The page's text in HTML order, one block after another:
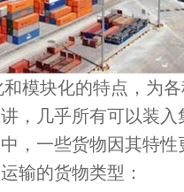
模块化的特点，为
，几乎所有可以装
，一些货物因其特
输的货物类型：